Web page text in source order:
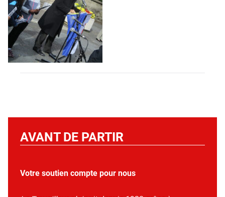
AVANT DE PARTIR
Votre soutien compte pour nous